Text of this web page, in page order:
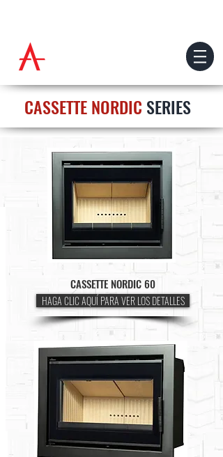
CASSETTE NORDIC SERIES
CASSETTE NORDIC 60
HAGA CLIC AQUÍ PARA VER LOS DETALLES